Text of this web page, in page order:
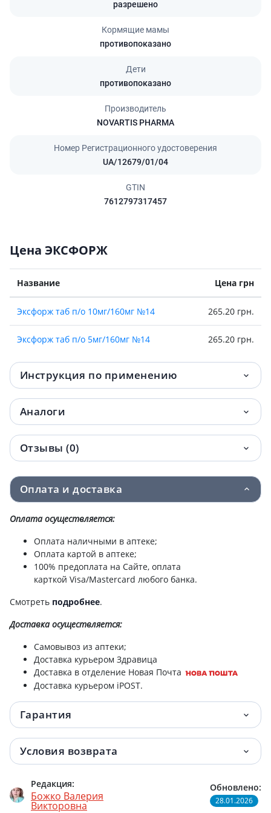
разрешено
Кормящие мамы
противопоказано
Дети
противопоказано
Производитель
NOVARTIS PHARMA
Номер Регистрационного удостоверения
UA/12679/01/04
GTIN
7612797317457
Цена ЭКСФОРЖ
Название Цена грн
Эксфорж таб п/о 10мг/160мг №14 265.20 грн.
Эксфорж таб п/о 5мг/160мг №14 265.20 грн.
Инструкция по применению
Аналоги
Отзывы (0)
Оплата и доставка
Оплата осуществляется:
Оплата наличными в аптеке;
Оплата картой в аптеке;
100% предоплата на Сайте, оплата
карткой Visa/Mastercard любого банка.
Смотреть подробнее.
Доставкаосуществляется:
Самовывоз из аптеки;
Доставка курьером Здравица
Доставка в отделение Новая Почта
Доставка курьером iPOST.
Гарантия
Условия возврата
Редакция:
Божко Валерия
Викторовна
Обновлено:
28.01.2026